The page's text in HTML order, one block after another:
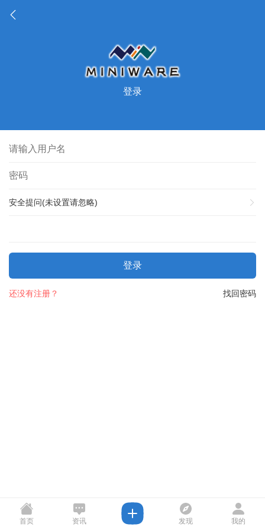
登录
安全提问(未设置请忽略)
登录
找回密码
还没有注册？
首页 资讯 发现 我的